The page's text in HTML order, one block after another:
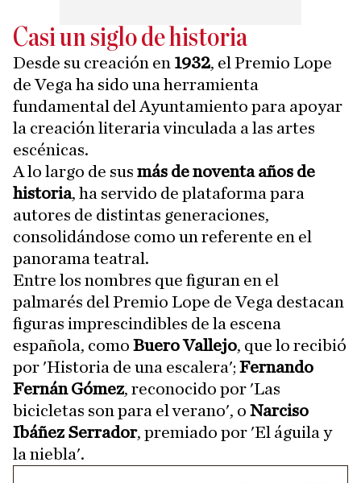
Casi un siglo de historia
Desde su creación en 1932, el Premio Lope
de Vega ha sido una herramienta
fundamental del Ayuntamiento para apoyar
la creación literaria vinculada a las artes
escénicas.
A lo largo de sus más de noventa años de
historia, ha servido de plataforma para
autores de distintas generaciones,
consolidándose como un referente en el
panorama teatral.
Entre los nombres que figuran en el
palmarés del Premio Lope de Vega destacan
figuras imprescindibles de la escena
española, como Buero Vallejo, que lo recibió
por 'Historia de una escalera'; Fernando
Fernán Gómez, reconocido por 'Las
bicicletas son para el verano', o Narciso
Ibáñez Serrador, premiado por 'El águila y
la niebla'.